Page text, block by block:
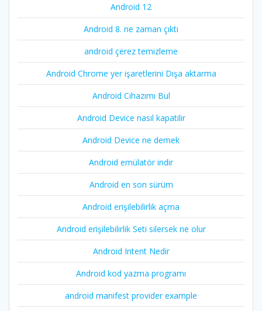
Android 12
Android 8. ne zaman çıktı
android çerez temizleme
Android Chrome yer işaretlerini Dışa aktarma
Android Cihazımı Bul
Android Device nasıl kapatilir
Android Device ne demek
Android emülatör indir
Android en son sürüm
Android erişilebilirlik açma
Android erişilebilirlik Seti silersek ne olur
Android Intent Nedir
Android kod yazma programı
android manifest provider example